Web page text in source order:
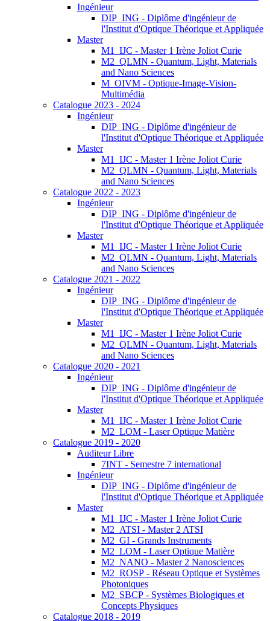
Ingénieur
DIP_ING - Diplôme d'ingénieur de
l'Institut d'Optique Théorique et Appliquée
Master
M1_IJC - Master 1 Irène Joliot Curie
M2_QLMN - Quantum, Light, Materials
and Nano Sciences
M_OIVM - Optique-Image-Vision-
Multimédia
Catalogue 2023 - 2024
Ingénieur
DIP_ING - Diplôme d'ingénieur de
l'Institut d'Optique Théorique et Appliquée
Master
M1_IJC - Master 1 Irène Joliot Curie
M2_QLMN - Quantum, Light, Materials
and Nano Sciences
Catalogue 2022 - 2023
Ingénieur
DIP_ING - Diplôme d'ingénieur de
l'Institut d'Optique Théorique et Appliquée
Master
M1_IJC - Master 1 Irène Joliot Curie
M2_QLMN - Quantum, Light, Materials
and Nano Sciences
Catalogue 2021 - 2022
Ingénieur
DIP_ING - Diplôme d'ingénieur de
l'Institut d'Optique Théorique et Appliquée
Master
M1_IJC - Master 1 Irène Joliot Curie
M2_QLMN - Quantum, Light, Materials
and Nano Sciences
Catalogue 2020 - 2021
Ingénieur
DIP_ING - Diplôme d'ingénieur de
l'Institut d'Optique Théorique et Appliquée
Master
M1_IJC - Master 1 Irène Joliot Curie
M2_LOM - Laser Optique Matière
Catalogue 2019 - 2020
Auditeur Libre
7INT - Semestre 7 international
Ingénieur
DIP_ING - Diplôme d'ingénieur de
l'Institut d'Optique Théorique et Appliquée
Master
M1_IJC - Master 1 Irène Joliot Curie
M2_ATSI - Master 2 ATSI
M2_GI - Grands Instruments
M2_LOM - Laser Optique Matière
M2_NANO - Master 2 Nanosciences
M2_ROSP - Réseau Optique et Systèmes
Photoniques
M2_SBCP - Systèmes Biologiques et
Concepts Physiques
Catalogue 2018 - 2019